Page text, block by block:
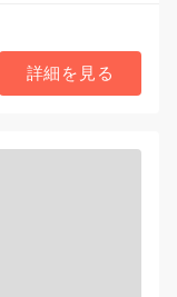
詳細を見る